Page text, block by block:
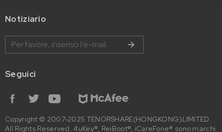
Notiziario
Seguici
Copyright © 2007-2025 TENORSHARE(HONGKONG)LIMITED
All Rights Reserved. 4uKey®, ReiBoot®, iCareFone® sono marchi